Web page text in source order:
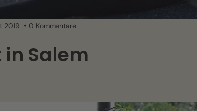
2019 0 Kommentare
in Salem